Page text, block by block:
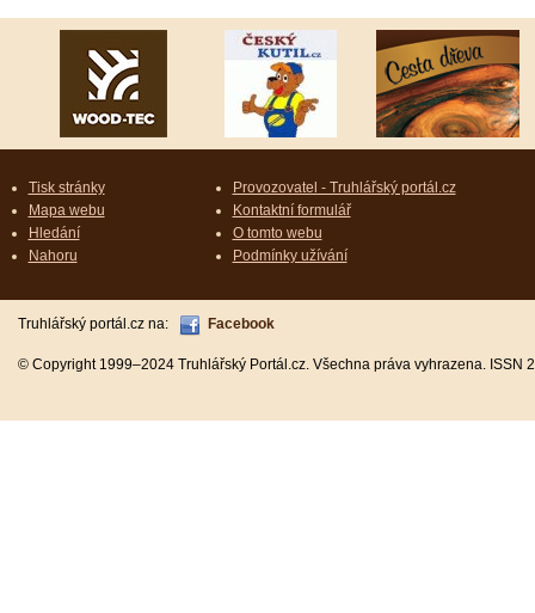
Tisk stránky
Mapa webu
Hledání
Nahoru
Provozovatel - Truhlářský portál.cz
Kontaktní formulář
O tomto webu
Podmínky užívání
Truhlářský portál.cz na: Facebook
© Copyright 1999–2024 Truhlářský Portál.cz. Všechna práva vyhrazena.